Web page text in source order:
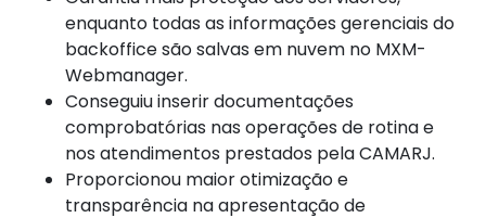
enquanto todas as informações gerenciais do
backoffice são salvas em nuvem no MXM-
Webmanager.
Conseguiu inserir documentações
comprobatórias nas operações de rotina e
nos atendimentos prestados pela CAMARJ.
Proporcionou maior otimização e
transparência na apresentação de